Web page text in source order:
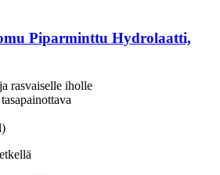
Piparminttu Hydrolaatti,
rasvaiselle iholle